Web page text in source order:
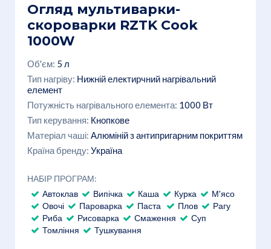
Огляд мультиварки-
скороварки RZTK Cook
1000W
Об'єм: 5 л
Тип нагріву: Нижній електирчний нагрівальний
елемент
Потужність нагрівального елемента: 1000 Вт
Тип керування: Кнопкове
Матеріал чаші: Алюміній з антипригарним покриттям
Країна бренду: Україна
НАБІР ПРОГРАМ:
Автоклав
Випічка Каша Курка
М'ясо
Овочі
Пароварка Паста Плов
Рагу
Риба
Рисоварка Смаження
Суп
Томління
Тушкування